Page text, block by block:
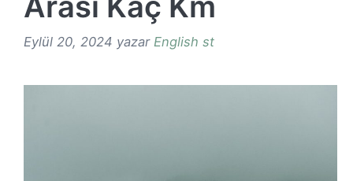
Eylül 20, 2024 yazar English st